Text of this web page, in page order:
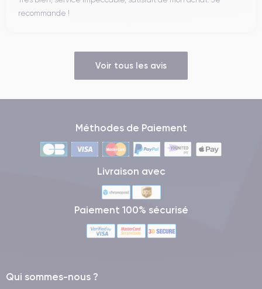
recommande !
Voir tous les avis
Méthodes de Paiement
Livraison avec
Paiement 100% sécurisé
Qui sommes-nous ?